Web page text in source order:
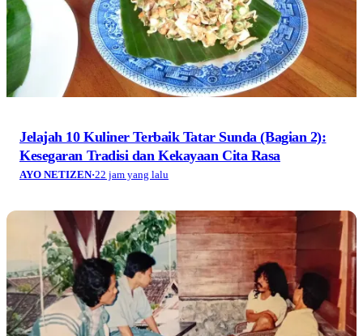
Jelajah 10 Kuliner Terbaik Tatar Sunda (Bagian 2):
Kesegaran Tradisi dan Kekayaan Cita Rasa
AYO NETIZEN·22 jam yang lalu